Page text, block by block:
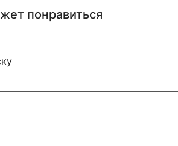
понравиться